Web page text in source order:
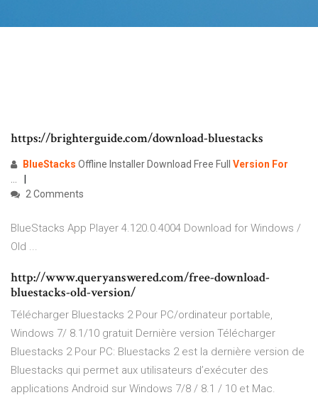
https://brighterguide.com/download-bluestacks
BlueStacks Offline Installer Download Free Full Version For
...
2 Comments
BlueStacks App Player 4.120.0.4004 Download for Windows /
Old ...
http://www.queryanswered.com/free-download-
bluestacks-old-version/
Télécharger Bluestacks 2 Pour PC/ordinateur portable,
Windows 7/ 8.1/10 gratuit Dernière version Télécharger
Bluestacks 2 Pour PC: Bluestacks 2 est la dernière version de
Bluestacks qui permet aux utilisateurs d’exécuter des
applications Android sur Windows 7/8 / 8.1 / 10 et Mac.